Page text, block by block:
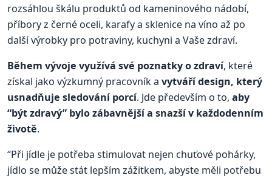
rozsáhlou škálu produktů od kameninového nádobí,
příbory z černé oceli, karafy a sklenice na víno až po
další výrobky pro potraviny, kuchyni a Vaše zdraví.
Během vývoje využívá své poznatky o zdraví, které
získal jako výzkumný pracovník a vytváří design, který
usnadňuje sledování porcí. Jde především o to, aby
“být zdravý” bylo zábavnější a snazší v každodenním
životě.
“Při jídle je potřeba stimulovat nejen chuťové pohárky,
jídlo se může stát lepším zážitkem, abyste měli potřebu